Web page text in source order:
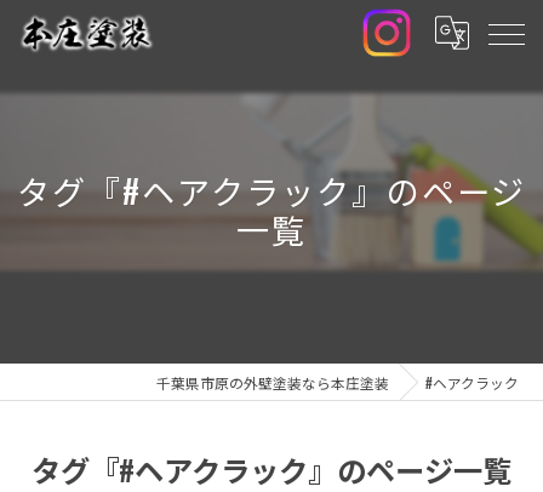
タグ『#ヘアクラック』のページ
一覧
千葉県市原の外壁塗装なら本庄塗装 #ヘアクラック
タグ『#ヘアクラック』のページ一覧